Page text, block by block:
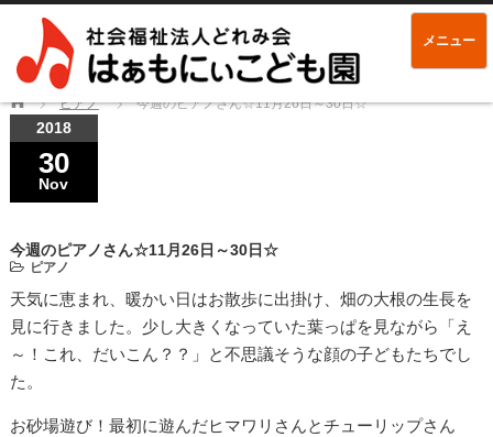
メニュー
Home ピアノ 今週のピアノさん☆11月26日～30日☆
2018
30
Nov
今週のピアノさん☆11月26日～30日☆
ピアノ
天気に恵まれ、暖かい日はお散歩に出掛け、畑の大根の生長を
見に行きました。少し大きくなっていた葉っぱを見ながら「え
～！これ、だいこん？？」と不思議そうな顔の子どもたちでし
た。
お砂場遊び！最初に遊んだヒマワリさんとチューリップさん